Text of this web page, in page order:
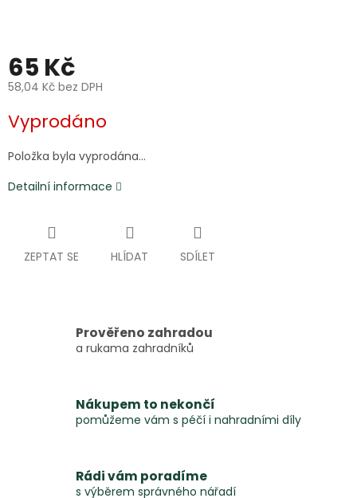
65 Kč
58,04 Kč bez DPH
cena:
Vyprodáno
Položka byla vyprodána…
Detailní informace
ZEPTAT SE HLÍDAT SDÍLET
Prověřeno zahradou
a rukama zahradníků
Nákupem to nekončí
pomůžeme vám s péčí i nahradními díly
Rádi vám poradíme
s výběrem správného nářadí